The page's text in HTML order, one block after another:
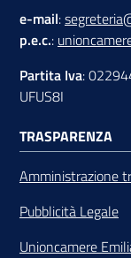
e-mail:
p.e.c.:
Partita Iva:
UFUS8I
TRASPARENZA
Amministrazione
Pubblicità Legale
Unioncamere